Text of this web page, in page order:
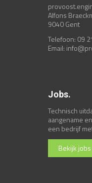
Alfons
9040 Gent
Telefoon: 09
Email:
Jobs.
Technisch
aangename
een bedrijf
Bekijk jobs